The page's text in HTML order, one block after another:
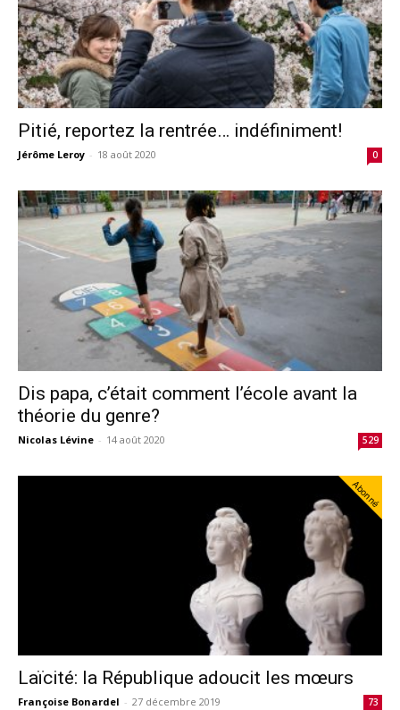
Pitié, reportez la rentrée… indéfiniment!
Jérôme Leroy - 18 août 2020 0
Dis papa, c’était comment l’école avant la
théorie du genre?
Nicolas Lévine - 14 août 2020 529
Abonné
Laïcité: la République adoucit les mœurs
Françoise Bonardel - 27 décembre 2019 73